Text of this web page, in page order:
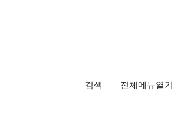
검색 전체메뉴열기